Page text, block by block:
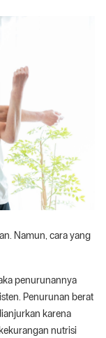
Namun, cara yang
penurunannya
Penurunan berat
karena
nutrisi